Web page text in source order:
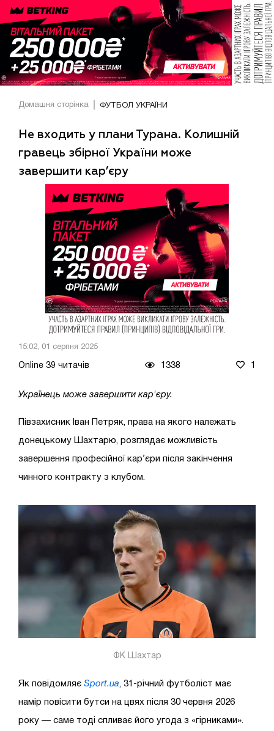
Домашня сторінка ФУТБОЛ УКРАЇНИ
Не входить у плани Турана. Колишній
гравець збірної України може
завершити кар’єру
15:02, 01 серпня 2025
Online 39 читачів 1338 1
Українець може завершити кар'єру.
Півзахисник Іван Петряк, права на якого належать
донецькому Шахтарю, розглядає можливість
завершення професійної кар’єри після закінчення
чинного контракту з клубом.
ФК Шахтар
Як повідомляє Sport.ua, 31-річний футболіст має
намір повісити бутси на цвях після 30 червня 2026
року — саме тоді спливає його угода з «гірниками».